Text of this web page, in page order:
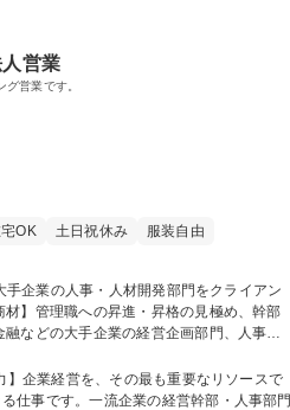
営業
営業です。
OK 土日祝休み 服装自由
などの大手企業の経営企画部門、人事・
提案■導入支援およびプロジェクトマネジ
仕事です。一流企業の経営幹部・人事部門